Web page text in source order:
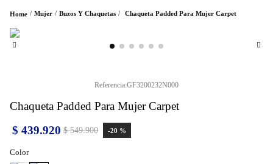
Mujer Buzos Y Chaquetas Chaqueta Padded Para Mujer Carpet
Referencia:GF3200232N000
Chaqueta Padded Para Mujer Carpet
$ 549.900
$ 439.920 -20 %
Color